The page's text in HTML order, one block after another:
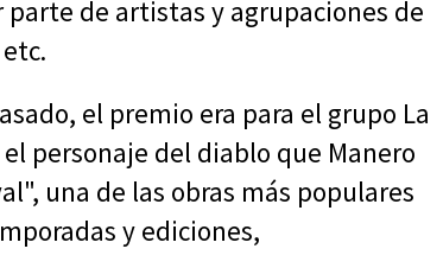
de artistas y agrupaciones de
el premio era para el grupo La
personaje del diablo que Manero
una de las obras más populares
y ediciones,